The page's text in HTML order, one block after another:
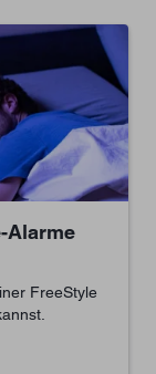
Alarme
FreeStyle